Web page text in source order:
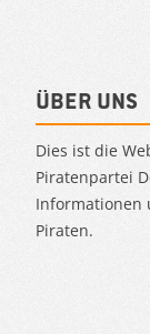
Über uns
Dies ist die
Piratenpartei
Informationen
Piraten.